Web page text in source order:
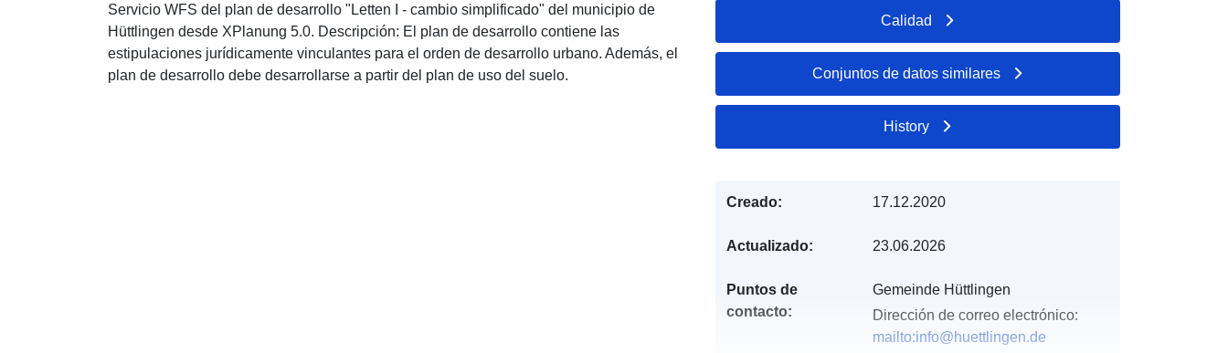
Servicio WFS del plan de desarrollo "Letten I - cambio simplificado" del municipio de
Hüttlingen desde XPlanung 5.0. Descripción: El plan de desarrollo contiene las
estipulaciones jurídicamente vinculantes para el orden de desarrollo urbano. Además, el
plan de desarrollo debe desarrollarse a partir del plan de uso del suelo.
Calidad
Conjuntos de datos similares
History
Creado: 17.12.2020
Actualizado: 23.06.2026
Puntos de
contacto:
Gemeinde Hüttlingen
Dirección de correo electrónico:
mailto:info@huettlingen.de